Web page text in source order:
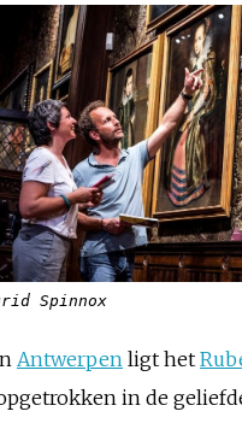
Spinnox
Antwerpen ligt het
in de